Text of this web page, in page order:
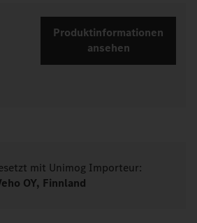
Produktinformationen
ansehen
mit Unimog Importeur:
OY, Finnland